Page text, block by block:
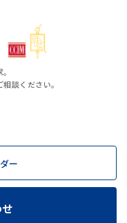
談ください。
ー